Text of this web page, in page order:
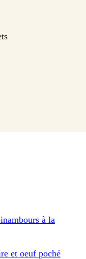
à la
et oeuf poché